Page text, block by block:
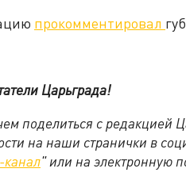
прокомментировал
Царьграда!
поделиться с
на наши странички в
канал" или на электронную